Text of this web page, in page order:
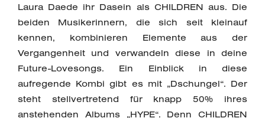
Laura Daede ihr Dasein als CHILDREN aus. Die
beiden Musikerinnern, die sich seit kleinauf
kennen, kombinieren Elemente aus der
Vergangenheit und verwandeln diese in deine
Future-Lovesongs. Ein Einblick in diese
aufregende Kombi gibt es mit „Dschungel“. Der
steht stellvertretend für knapp 50% ihres
anstehenden Albums „HYPE“. Denn CHILDREN